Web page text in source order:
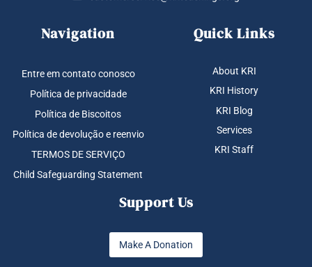
Navigation
Entre em contato conosco
Política de privacidade
Política de Biscoitos
Política de devolução e reenvio
TERMOS DE SERVIÇO
Child Safeguarding Statement
Quick Links
About KRI
KRI History
KRI Blog
Services
KRI Staff
Support Us
Make A Donation